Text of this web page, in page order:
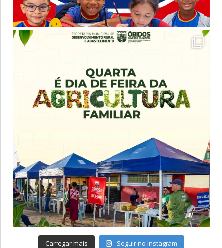
Carregar mais Seguir no Instagram